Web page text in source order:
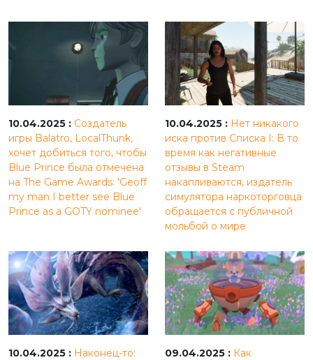
10.04.2025 : Создатель
игры Balatro, LocalThunk,
хочет добиться того, чтобы
Blue Prince была отмечена
на The Game Awards: 'Geoff
my man I better see Blue
Prince as a GOTY nominee'
10.04.2025 : Нет никакого
иска против Списка I: В то
время как негативные
отзывы в Steam
накапливаются, издатель
симулятора наркоторговца
обращается с публичной
мольбой о мире
10.04.2025 : Наконец-то:
09.04.2025 : Как